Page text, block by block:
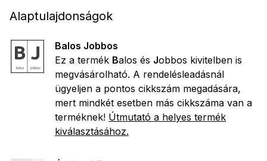
Alaptulajdonságok
Balos Jobbos
Ez a termék Balos és Jobbos kivitelben is
megvásárolható. A rendelésleadásnál
ügyeljen a pontos cikkszám megadására,
mert mindkét esetben más cikkszáma van a
terméknek! Útmutató a helyes termék
kiválasztásához.